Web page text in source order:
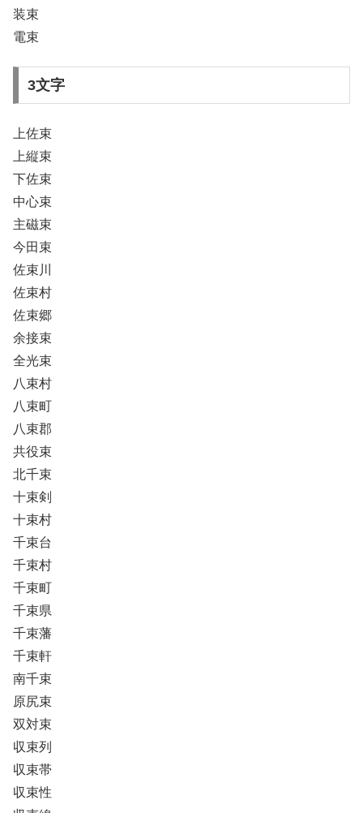
装束
電束
3文字
上佐束
上縦束
下佐束
中心束
主磁束
今田束
佐束川
佐束村
佐束郷
余接束
全光束
八束村
八束町
八束郡
共役束
北千束
十束剣
十束村
千束台
千束村
千束町
千束県
千束藩
千束軒
南千束
原尻束
双対束
収束列
収束帯
収束性